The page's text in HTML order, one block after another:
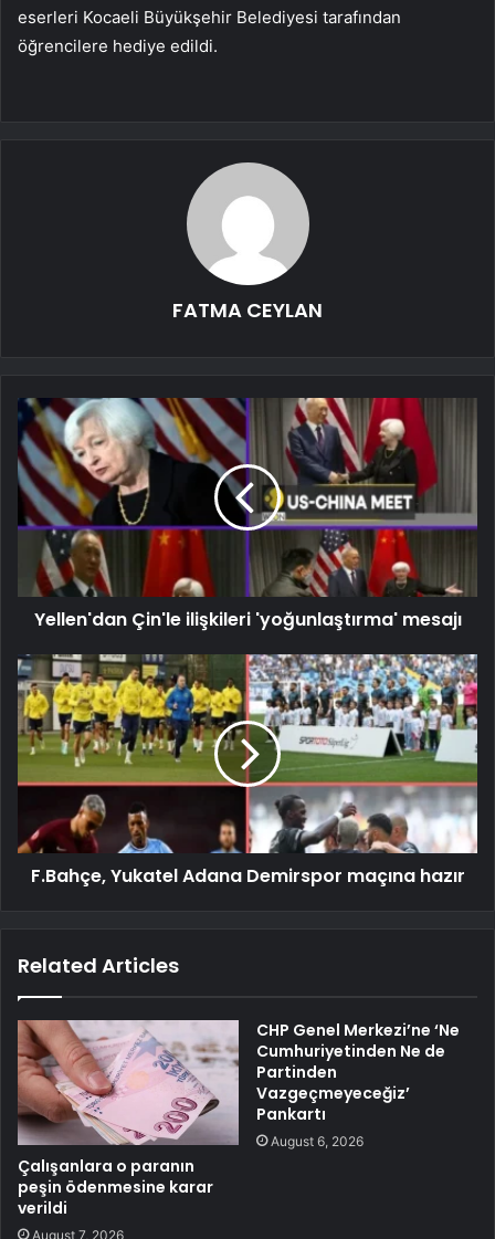
eserleri Kocaeli Büyükşehir Belediyesi tarafından
öğrencilere hediye edildi.
FATMA CEYLAN
Yellen'dan Çin'le ilişkileri 'yoğunlaştırma' mesajı
F.Bahçe, Yukatel Adana Demirspor maçına hazır
Related Articles
Çalışanlara o paranın
peşin ödenmesine karar
verildi
August 7, 2026
CHP Genel Merkezi’ne ‘Ne
Cumhuriyetinden Ne de
Partinden
Vazgeçmeyeceğiz’
Pankartı
August 6, 2026